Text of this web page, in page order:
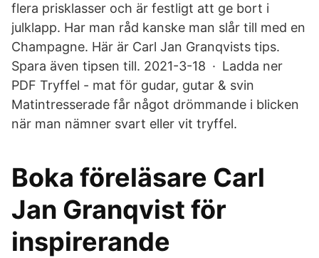
flera prisklasser och är festligt att ge bort i
julklapp. Har man råd kanske man slår till med en
Champagne. Här är Carl Jan Granqvists tips.
Spara även tipsen till. 2021-3-18 · Ladda ner
PDF Tryffel - mat för gudar, gutar & svin
Matintresserade får något drömmande i blicken
när man nämner svart eller vit tryffel.
Boka föreläsare Carl
Jan Granqvist för
inspirerande